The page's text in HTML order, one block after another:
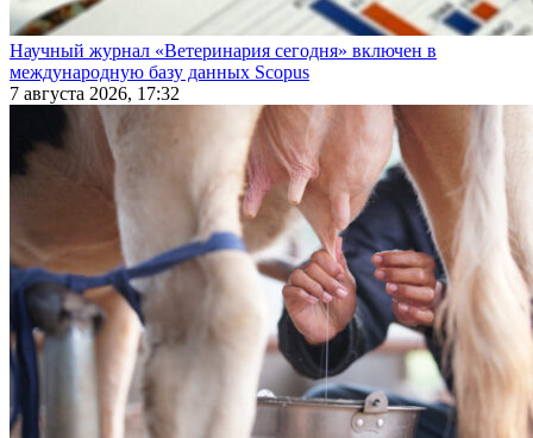
Научный журнал «Ветеринария сегодня» включен в
международную базу данных Scopus
7 августа 2026, 17:32